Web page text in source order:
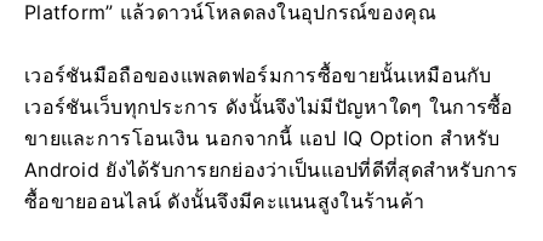
Platform” แล้วดาวน์โหลดลงในอุปกรณ์ของคุณ
เวอร์ชันมือถือของแพลตฟอร์มการซื้อขายนั้นเหมือนกับ
เวอร์ชันเว็บทุกประการ ดังนั้นจึงไม่มีปัญหาใดๆ ในการซื้อ
ขายและการโอนเงิน นอกจากนี้ แอป IQ Option สำหรับ
Android ยังได้รับการยกย่องว่าเป็นแอปที่ดีที่สุดสำหรับการ
ซื้อขายออนไลน์ ดังนั้นจึงมีคะแนนสูงในร้านค้า